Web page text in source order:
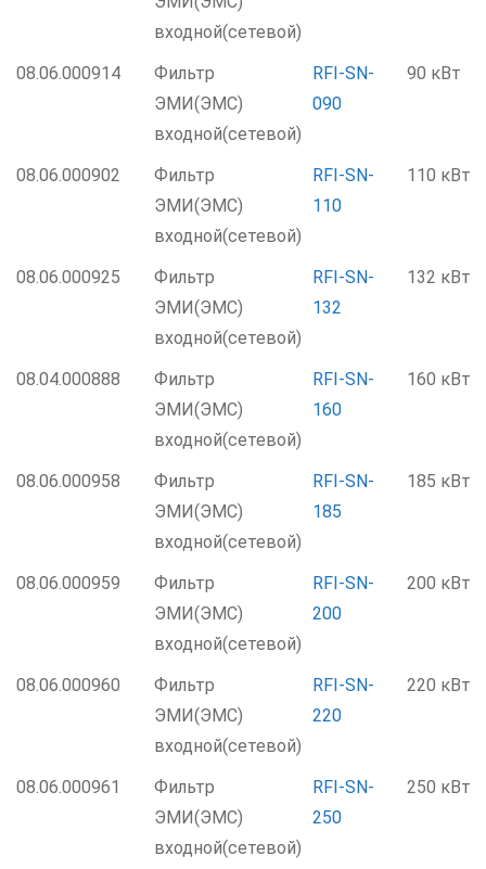
входной(сетевой)
08.06.000914
Фильтр
ЭМИ(ЭМС)
входной(сетевой)
RFI-SN-
090
90 кВт
08.06.000902
Фильтр
ЭМИ(ЭМС)
входной(сетевой)
RFI-SN-
110
110 кВт
08.06.000925
Фильтр
ЭМИ(ЭМС)
входной(сетевой)
RFI-SN-
132
132 кВт
08.04.000888
Фильтр
ЭМИ(ЭМС)
входной(сетевой)
RFI-SN-
160
160 кВт
08.06.000958
Фильтр
ЭМИ(ЭМС)
входной(сетевой)
RFI-SN-
185
185 кВт
08.06.000959
Фильтр
ЭМИ(ЭМС)
входной(сетевой)
RFI-SN-
200
200 кВт
08.06.000960
Фильтр
ЭМИ(ЭМС)
входной(сетевой)
RFI-SN-
220
220 кВт
08.06.000961
Фильтр
ЭМИ(ЭМС)
входной(сетевой)
RFI-SN-
250
250 кВт